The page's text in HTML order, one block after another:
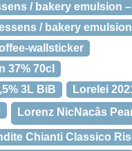
/ bakery emulsion –
/ bakery emulsion
wallsticker
37% 70cl
3L BiB
Lorelei
Lorenz NicNacâs
Chianti Classico